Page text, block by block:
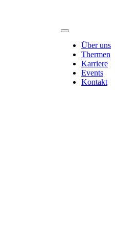
Über uns
Thermen
Karriere
Events
Kontakt